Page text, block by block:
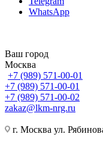
WhatsApp
Ваш город
Москва
+7 (989) 571-00-01
+7 (989) 571-00-01
+7 (989) 571-00-02
zakaz@lkm-nrg.ru
г. Москва ул.